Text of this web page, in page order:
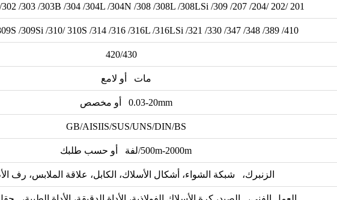
201 /202 /204/ 207/ 207Cu /301 /302 /303 /303B /304 /304L /304N /308 /308L /308LSi /309 /
420/430
مات أو لامع
0.03-20mm أو مخصص
GB/AISIIS/SUS/UNS/DIN/BS
500m-2000m/لفة أو حسب طلبك
الزنبرك، شبكة الشواء، أشكال الأسلاك، الكابل، علاقة الملابس، رف